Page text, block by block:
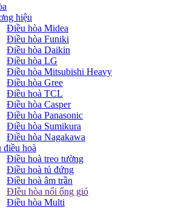
hiệu
Điều hòa Midea
Điều hòa Funiki
Điều hòa Daikin
Điều hòa LG
Điều hòa Mitsubishi Heavy
Điều hòa Gree
Điều hoà TCL
Điều hòa Casper
Điều hòa Panasonic
Điều hòa Sumikura
Điều hòa Nagakawa
điều hoà
Điều hoà treo tường
Điều hoà tủ đứng
Điều hoà âm trần
ĐIều hòa nối ống gió
Điều hòa Multi